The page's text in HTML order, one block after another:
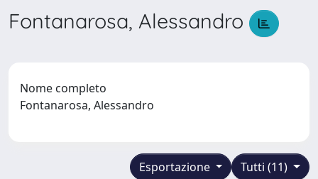
Fontanarosa, Alessandro
Nome completo
Fontanarosa, Alessandro
Tutti (11)
Esportazione